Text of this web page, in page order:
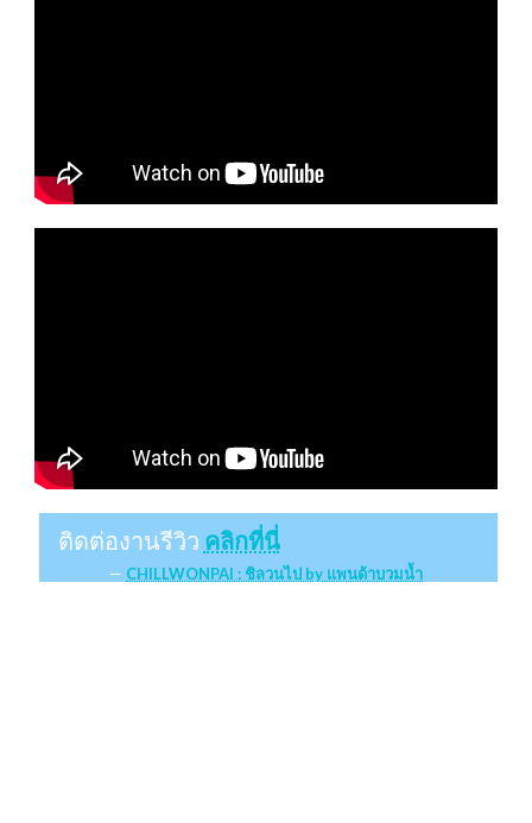
ติดต่องานรีวิว คลิกที่นี่
CHILLWONPAI : ชิลวนไป by แพนด้าบวมน้ำ